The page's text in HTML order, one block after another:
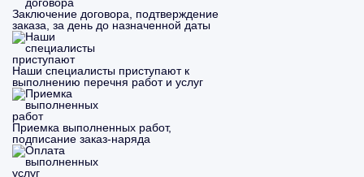
Заключение договора, подтверждение
заказа, за день до назначенной даты
Наши специалисты приступают к
выполнению перечня работ и услуг
Приемка выполненных работ,
подписание заказ-наряда